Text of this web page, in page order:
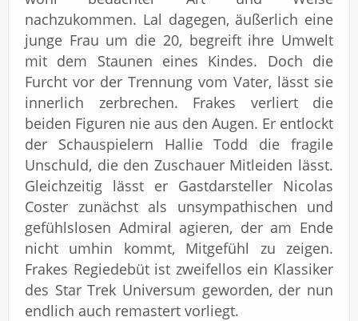
nachzukommen. Lal dagegen, äußerlich eine
junge Frau um die 20, begreift ihre Umwelt
mit dem Staunen eines Kindes. Doch die
Furcht vor der Trennung vom Vater, lässt sie
innerlich zerbrechen. Frakes verliert die
beiden Figuren nie aus den Augen. Er entlockt
der Schauspielern Hallie Todd die fragile
Unschuld, die den Zuschauer Mitleiden lässt.
Gleichzeitig lässt er Gastdarsteller Nicolas
Coster zunächst als unsympathischen und
gefühlslosen Admiral agieren, der am Ende
nicht umhin kommt, Mitgefühl zu zeigen.
Frakes Regiedebüt ist zweifellos ein Klassiker
des Star Trek Universum geworden, der nun
endlich auch remastert vorliegt.